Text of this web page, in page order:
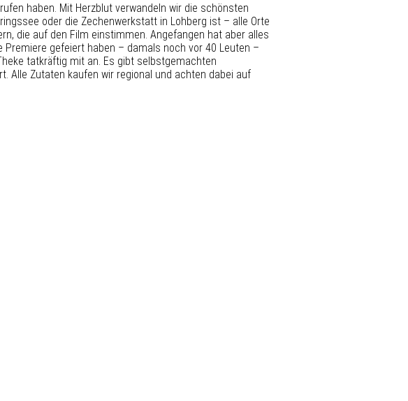
haben. Mit Herzblut verwandeln wir die schönsten
oder die Zechenwerkstatt in Lohberg ist – alle Orte
die auf den Film einstimmen. Angefangen hat aber alles
gefeiert haben – damals noch vor 40 Leuten –
tatkräftig mit an. Es gibt selbstgemachten
Alle Zutaten kaufen wir regional und achten dabei auf